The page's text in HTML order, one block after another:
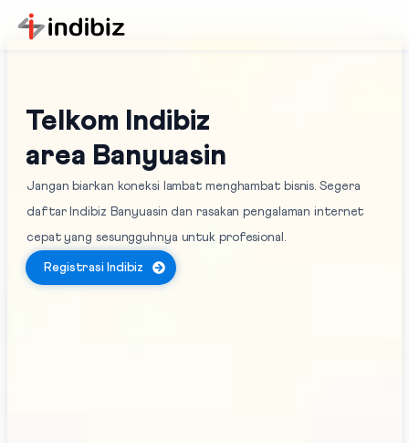
Telkom Indibiz
area Banyuasin
Jangan biarkan koneksi lambat menghambat bisnis. Segera
daftar Indibiz Banyuasin dan rasakan pengalaman internet
cepat yang sesungguhnya untuk profesional.
Registrasi Indibiz